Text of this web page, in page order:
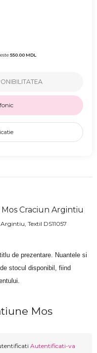
550.00MDL
Craciun Argintiu
Textil DS11057
de prezentare. Nuantele si
stocul disponibil, fiind
Mos
Autentificati-va